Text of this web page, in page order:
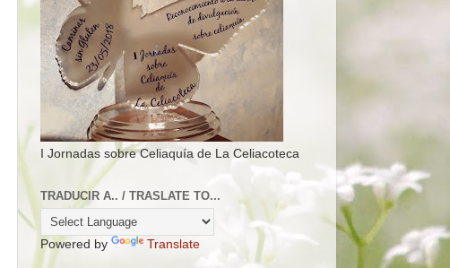
I Jornadas sobre Celiaquía de La Celiacoteca
TRADUCIR A.. / TRASLATE TO...
Powered by Translate